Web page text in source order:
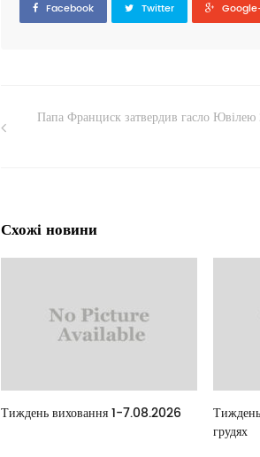
Facebook Twitter
Папа Франциск затвердив гасло
Схожі новини
Тиждень виховання 1-7.08.2026
грудях